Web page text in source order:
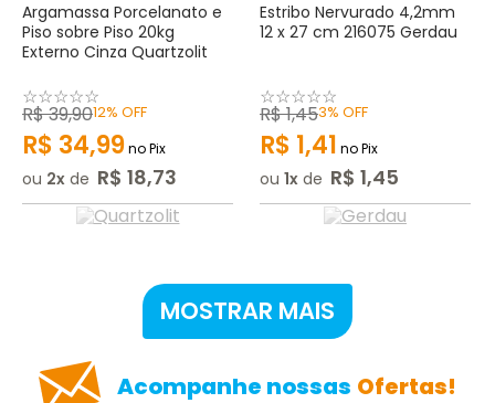
Argamassa Porcelanato e
Piso sobre Piso 20kg
Externo Cinza Quartzolit
☆☆☆☆☆
R$39,9012% OFF
R$ 34,99no Pix
ou 2 de R$ 18,73
Estribo Nervurado 4,2mm
12 x 27 cm 216075 Gerdau
☆☆☆☆☆
R$1,453% OFF
R$ 1,41 no Pix
ou 1 de R$ 1,45
MOSTRAR MAIS
Acompanhe nossas Ofertas!